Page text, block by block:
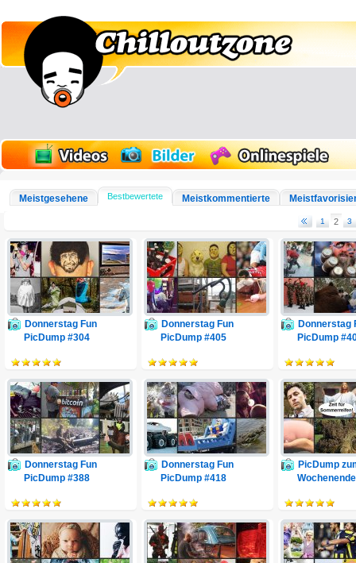
Meistgesehene Bestbewertete Meistkommentierte
1 2 3
Donnerstag Fun
PicDump #304
Donnerstag Fun
PicDump #405
Donnerstag
PicDump
Donnerstag Fun
PicDump #388
Donnerstag Fun
PicDump #418
PicDump